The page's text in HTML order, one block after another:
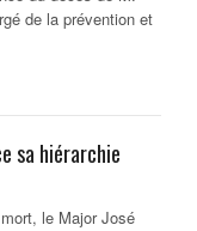
de la prévention et
sa hiérarchie
le Major José